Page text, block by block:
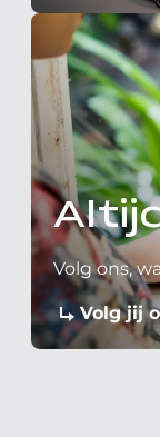
Volg ons,
Volg jij